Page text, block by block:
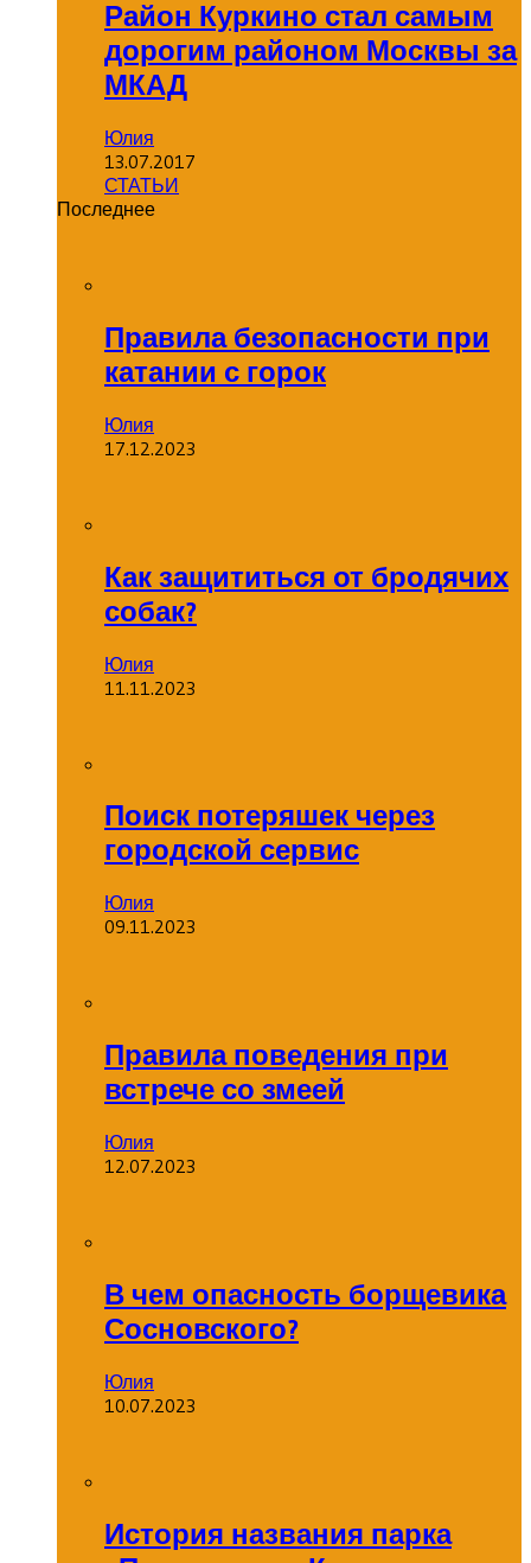
Район Куркино стал самым
дорогим районом Москвы за
МКАД
Юлия
13.07.2017
СТАТЬИ
Последнее
Правила безопасности при
катании с горок
Юлия
17.12.2023
Как защититься от бродячих
собак?
Юлия
11.11.2023
Поиск потеряшек через
городской сервис
Юлия
09.11.2023
Правила поведения при
встрече со змеей
Юлия
12.07.2023
В чем опасность борщевика
Сосновского?
Юлия
10.07.2023
История названия парка